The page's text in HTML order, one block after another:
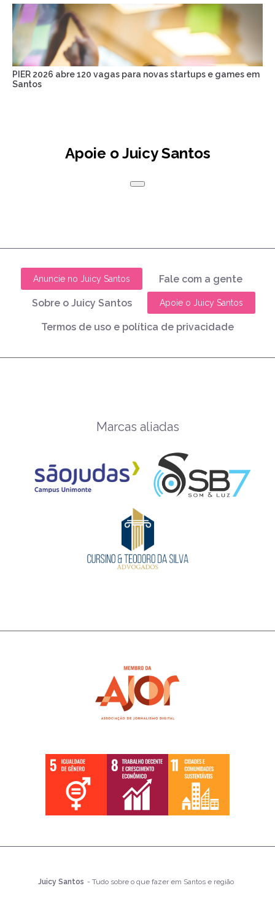
PIER 2026 abre 120 vagas para novas startups e games em
Santos
Apoie o Juicy Santos
Anuncie no Juicy Santos Fale com a gente
Sobre o Juicy Santos Apoie o Juicy Santos
Termos de uso e política de privacidade
Marcas aliadas
Juicy Santos - Tudo sobre o que fazer em Santos e região